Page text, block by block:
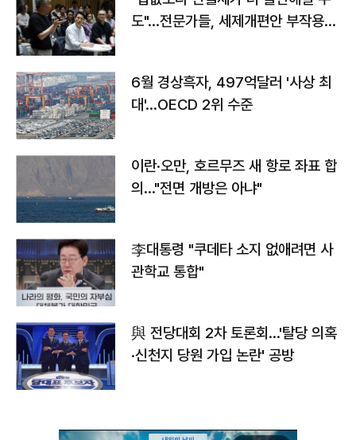
도"…전문가들, 세제개편안 부작용
6월 경상흑자, 497억달러 '사상 최
대'…OECD 2위 수준
이란·오만, 호르무즈 새 항로 좌표 합
의…"전면 개방은 아냐"
李대통령 "쿠데타 소지 없애려면 사
관학교 통합"
與 전당대회 2차 토론회…'탈당 의혹
·신천지 당원 가입 논란' 공방